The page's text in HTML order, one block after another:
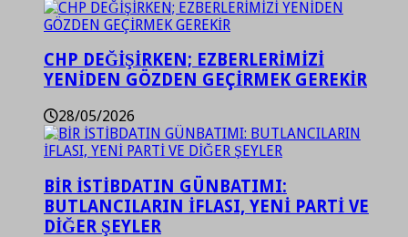
CHP DEĞİŞİRKEN; EZBERLERİMİZİ
YENİDEN GÖZDEN GEÇİRMEK GEREKİR
28/05/2026
BİR İSTİBDATIN GÜNBATIMI:
BUTLANCILARIN İFLASI, YENİ PARTİ VE
DİĞER ŞEYLER